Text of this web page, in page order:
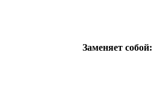
Заменяет собой: